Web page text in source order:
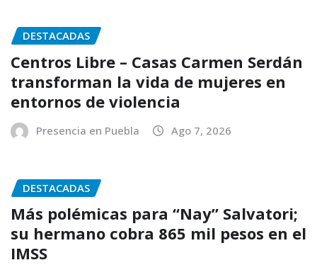
DESTACADAS
Centros Libre – Casas Carmen Serdán
transforman la vida de mujeres en
entornos de violencia
Presencia en Puebla Ago 7, 2026
DESTACADAS
Más polémicas para “Nay” Salvatori;
su hermano cobra 865 mil pesos en el
IMSS